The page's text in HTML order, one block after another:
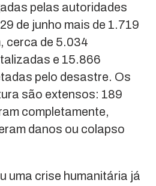
pelas autoridades
de junho mais de 1.719
cerca de 5.034
e 15.866
pelo desastre. Os
são extensos: 189
completamente,
danos ou colapso
uma crise humanitária já